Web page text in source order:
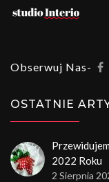
Obserwuj Nas-
OSTATNIE
2022 Roku
2 Sierpnia